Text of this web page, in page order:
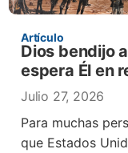
Artículo
Dios bendijo
espera Él en
Julio 27, 2026
Para muchas
que Estados